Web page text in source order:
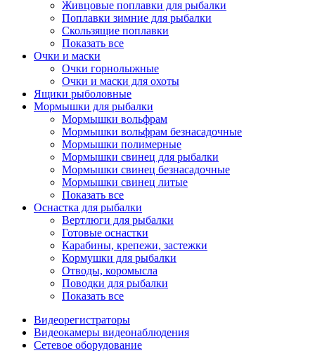
Живцовые поплавки для рыбалки
Поплавки зимние для рыбалки
Скользящие поплавки
Показать все
Очки и маски
Очки горнолыжные
Очки и маски для охоты
Ящики рыболовные
Мормышки для рыбалки
Мормышки вольфрам
Мормышки вольфрам безнасадочные
Мормышки полимерные
Мормышки свинец для рыбалки
Мормышки свинец безнасадочные
Мормышки свинец литые
Показать все
Оснастка для рыбалки
Вертлюги для рыбалки
Готовые оснастки
Карабины, крепежи, застежки
Кормушки для рыбалки
Отводы, коромысла
Поводки для рыбалки
Показать все
Видеорегистраторы
Видеокамеры видеонаблюдения
Сетевое оборудование